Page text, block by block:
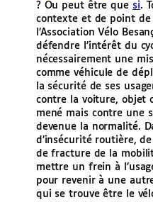
? Ou peut être que si.
contexte et de point de
l’Association Vélo
défendre l’intérêt du
nécessairement une
comme véhicule de
la sécurité de ses
contre la voiture, objet
mené mais contre une
devenue la normalité.
d’insécurité routière,
de fracture de la
mettre un frein à
pour revenir à une
qui se trouve être le